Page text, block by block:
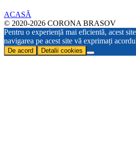
ACASĂ
© 2020-2026 CORONA BRASOV
Pentru o experiență mai eficientă, acest
navigarea pe acest site vă exprimați
De acord Detalii cookies